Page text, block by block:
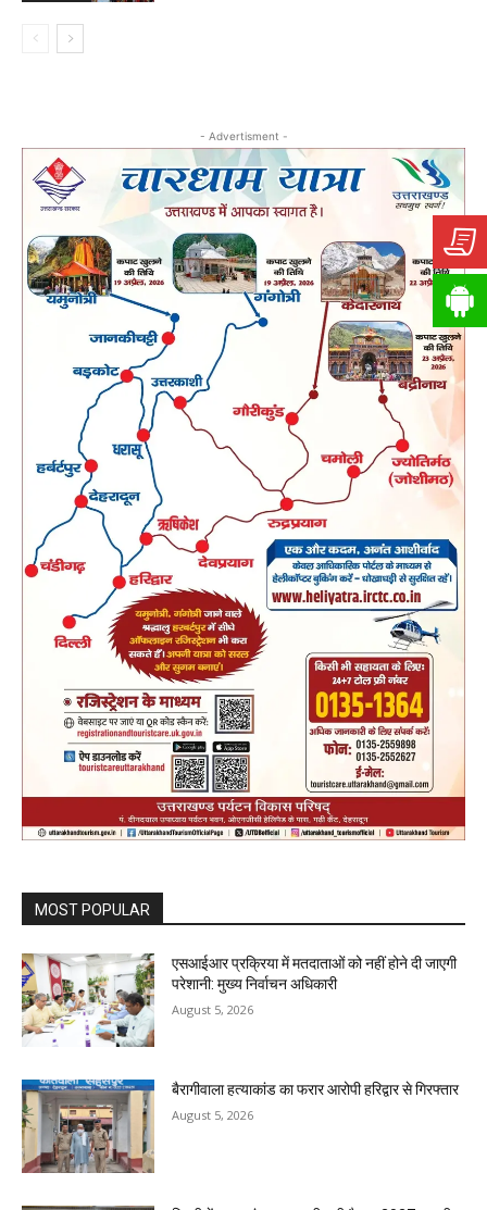
- Advertisment -
MOST POPULAR
एसआईआर प्रक्रिया में मतदाताओं को नहीं होने दी जाएगी
परेशानी: मुख्य निर्वाचन अधिकारी
August 5, 2026
बैरागीवाला हत्याकांड का फरार आरोपी हरिद्वार से गिरफ्तार
August 5, 2026